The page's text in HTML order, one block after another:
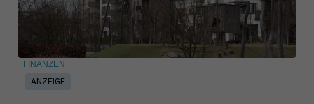
ANZEIGE
FINANZEN